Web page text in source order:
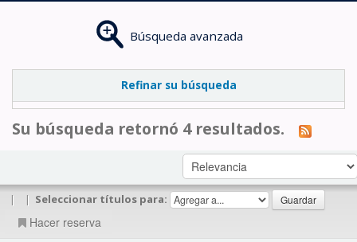
Búsqueda avanzada
Refinar su búsqueda
Su búsqueda retornó 4 resultados.
| | Seleccionar títulos para:
Hacer reserva